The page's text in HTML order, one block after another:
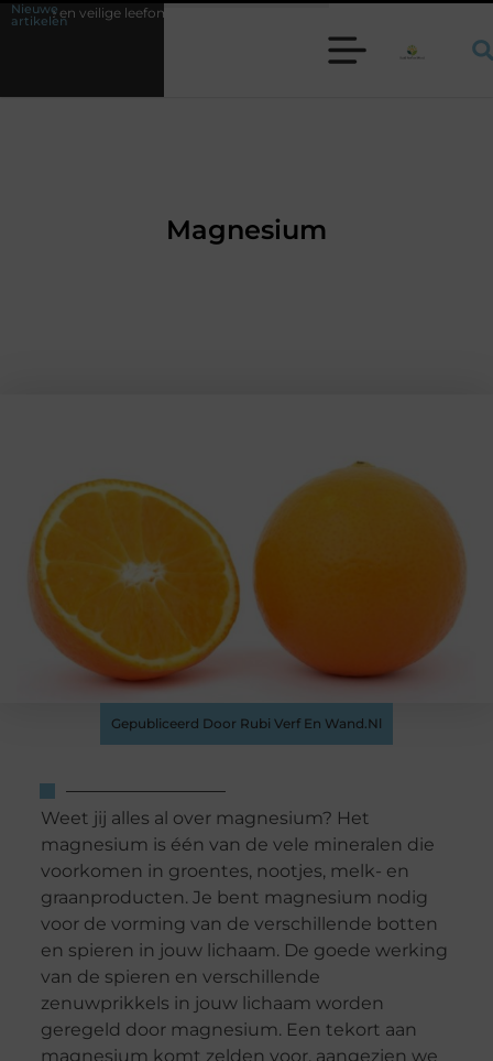
Nieuwe
artikelen Waarom een werkschakelaar onmisbaar is bij veel
Magnesium
Gepubliceerd Door Rubi Verf En Wand.nl
Weet jij alles al over magnesium? Het
magnesium is één van de vele mineralen die
voorkomen in groentes, nootjes, melk- en
graanproducten. Je bent magnesium nodig
voor de vorming van de verschillende botten
en spieren in jouw lichaam. De goede werking
van de spieren en verschillende
zenuwprikkels in jouw lichaam worden
geregeld door magnesium. Een tekort aan
magnesium komt zelden voor, aangezien we